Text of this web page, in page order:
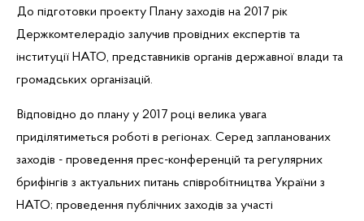
До підготовки проекту Плану заходів на 2017 рік
Держкомтелерадіо залучив провідних експертів та
інституції НАТО, представників органів державної влади та
громадських організацій.
Відповідно до плану у 2017 році велика увага
приділятиметься роботі в регіонах. Серед запланованих
заходів - проведення прес-конференцій та регулярних
брифінгів з актуальних питань співробітництва України з
НАТО; проведення публічних заходів за участі